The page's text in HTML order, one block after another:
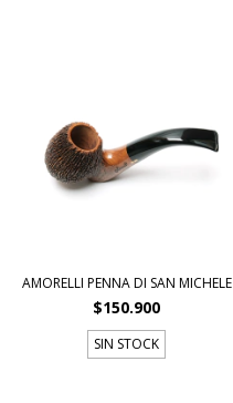
AMORELLI PENNA DI SAN MICHELE
$150.900
SIN STOCK